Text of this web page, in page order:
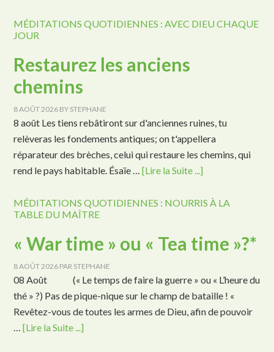
MÉDITATIONS QUOTIDIENNES : AVEC DIEU CHAQUE
JOUR
Restaurez les anciens
chemins
8 AOÛT 2026 BY STEPHANE
8 août Les tiens rebâtiront sur d'anciennes ruines, tu
relèveras les fondements antiques; on t'appellera
réparateur des brèches, celui qui restaure les chemins, qui
rend le pays habitable. Ésaïe …[Lire la Suite ...]
MÉDITATIONS QUOTIDIENNES : NOURRIS À LA
TABLE DU MAÎTRE
« War time » ou « Tea time »?*
8 AOÛT 2026 PAR STEPHANE
08 Août (« Le temps de faire la guerre » ou « L’heure du
thé » ?) Pas de pique-nique sur le champ de bataille ! «
Revêtez-vous de toutes les armes de Dieu, afin de pouvoir
…[Lire la Suite ...]